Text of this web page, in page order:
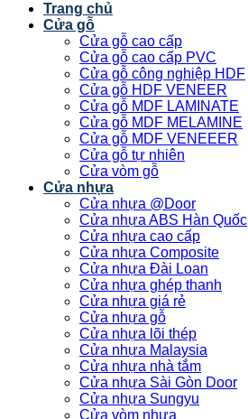
Trang chủ
Cửa gỗ
Cửa gỗ cao cấp
Cửa gỗ cao cấp PVC
Cửa gỗ công nghiệp HDF
Cửa gỗ HDF VENEER
Cửa gỗ MDF LAMINATE
Cửa gỗ MDF MELAMINE
Cửa gỗ MDF VENEEER
Cửa gỗ tự nhiên
Cửa vòm gỗ
Cửa nhựa
Cửa nhựa @Door
Cửa nhựa ABS Hàn Quốc
Cửa nhựa cao cấp
Cửa nhựa Composite
Cửa nhựa Đài Loan
Cửa nhựa ghép thanh
Cửa nhựa giá rẻ
Cửa nhựa gỗ
Cửa nhựa lõi thép
Cửa nhựa Malaysia
Cửa nhựa nhà tắm
Cửa nhựa Sài Gòn Door
Cửa nhựa Sungyu
Cửa vòm nhựa